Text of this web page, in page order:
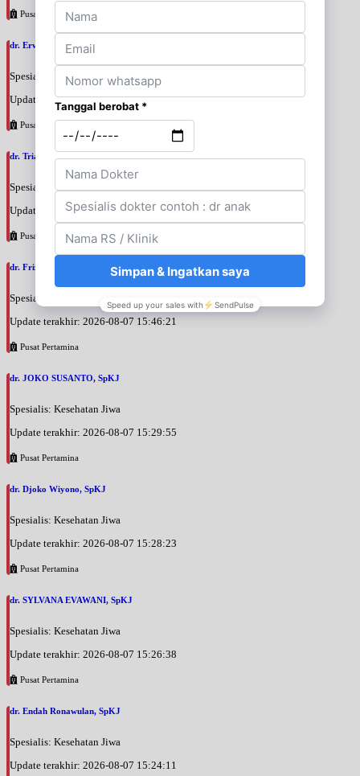
Pusat Pertamina
dr. Erwinsyah Hasyim Harahap, M.Kes
Spesialis: Kebidanan & Kandungan
Update terakhir: 2026-08-07 16:02:11
Pusat Pertamina
dr. Triani Ismelia Firdayanti, SpOG
Spesialis: Kebidanan & Kandungan
Update terakhir: 2026-08-07 15:48:40
Pusat Pertamina
dr. Frizar Irmansyah, SpOGKFR
Spesialis: Kebidanan & Kandungan
Update terakhir: 2026-08-07 15:46:21
Pusat Pertamina
dr. JOKO SUSANTO, SpKJ
Spesialis: Kesehatan Jiwa
Update terakhir: 2026-08-07 15:29:55
Pusat Pertamina
dr. Djoko Wiyono, SpKJ
Spesialis: Kesehatan Jiwa
Update terakhir: 2026-08-07 15:28:23
Pusat Pertamina
dr. SYLVANA EVAWANI, SpKJ
Spesialis: Kesehatan Jiwa
Update terakhir: 2026-08-07 15:26:38
Pusat Pertamina
dr. Endah Ronawulan, SpKJ
Spesialis: Kesehatan Jiwa
Update terakhir: 2026-08-07 15:24:11